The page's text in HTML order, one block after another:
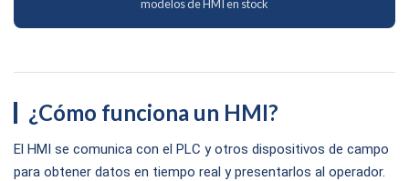
modelos de HMI en stock
¿Cómo funciona un HMI?
El HMI se comunica con el PLC y otros dispositivos de campo
para obtener datos en tiempo real y presentarlos al operador.